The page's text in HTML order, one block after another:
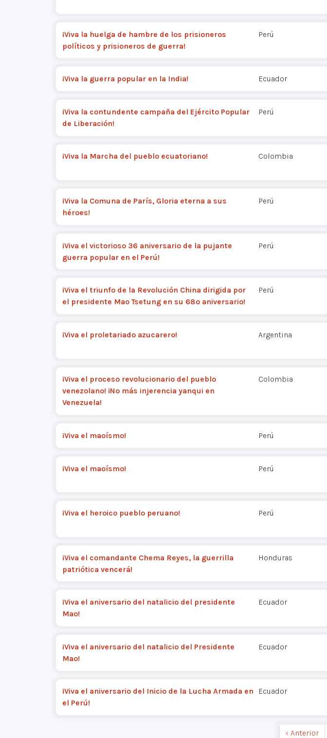
¡Viva la huelga de hambre de los prisioneros
políticos y prisioneros de guerra!
Perú
¡Viva la guerra popular en la India! Ecuador
¡Viva la contundente campaña del Ejército Popular
de Liberación!
Perú
¡Viva la Marcha del pueblo ecuatoriano! Colombia
¡Viva la Comuna de París, Gloria eterna a sus
héroes!
Perú
¡Viva el victorioso 36 aniversario de la pujante
guerra popular en el Perú!
Perú
¡Viva el triunfo de la Revolución China dirigida por
el presidente Mao Tsetung en su 68º aniversario!
Perú
¡Viva el proletariado azucarero! Argentina
¡Viva el proceso revolucionario del pueblo
venezolano! ¡No más injerencia yanqui en
Venezuela!
Colombia
¡Viva el maoísmo! Perú
¡Viva el maoísmo! Perú
¡Viva el heroico pueblo peruano! Perú
¡Viva el comandante Chema Reyes, la guerrilla
patriótica vencerá!
Honduras
¡Viva el aniversario del natalicio del presidente
Mao!
Ecuador
¡Viva el aniversario del natalicio del Presidente
Mao!
Ecuador
¡Viva el aniversario del Inicio de la Lucha Armada en
el Perú!
Ecuador
‹ Anterior